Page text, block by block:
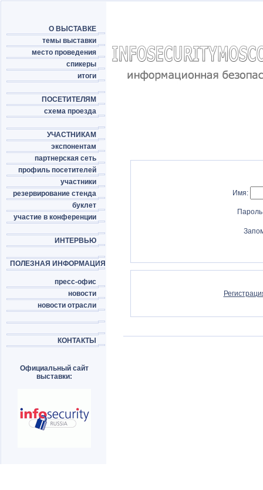
О ВЫСТАВКЕ
темы выставки
место проведения
спикеры
итоги
ПОСЕТИТЕЛЯМ
схема проезда
УЧАСТНИКАМ
экспонентам
партнерская сеть
профиль посетителей
участники
резервирование стенда
буклет
участие в конференции
ИНТЕРВЬЮ
ПОЛЕЗНАЯ ИНФОРМАЦИЯ
пресс-офис
новости
новости отрасли
КОНТАКТЫ
Официальный сайт
выставки:
Имя: